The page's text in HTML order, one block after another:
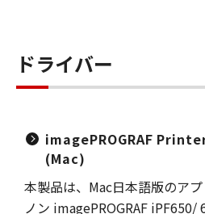
ドライバー
imagePROGRAF
(Mac)
本製品は、Mac日本語版のア
ノン imagePROGRAF